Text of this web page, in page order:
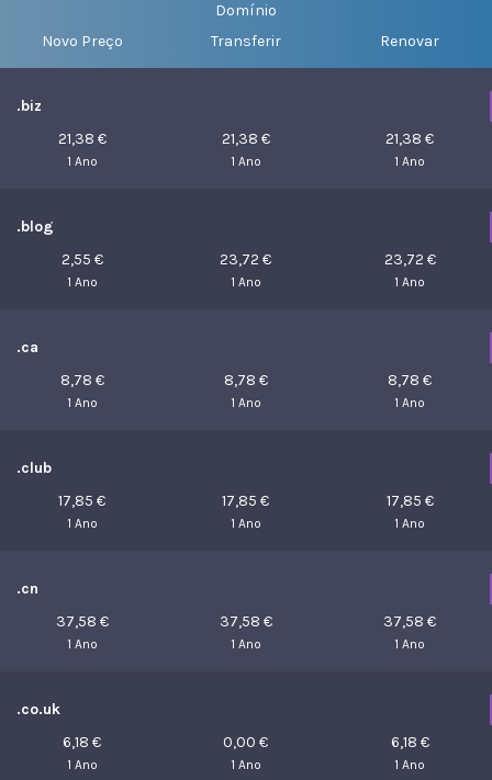
Domínio
Novo Preço
Transferir Renovar
.biz
21,38 €
1 Ano
21,38 €
1 Ano
21,38 €
1 Ano
.blog
2,55 €
1 Ano
23,72 €
1 Ano
23,72 €
1 Ano
.ca
8,78 €
1 Ano
8,78 €
1 Ano
8,78 €
1 Ano
.club
17,85 €
1 Ano
17,85 €
1 Ano
17,85 €
1 Ano
.cn
37,58 €
1 Ano
37,58 €
1 Ano
37,58 €
1 Ano
.co.uk
6,18 €
1 Ano
0,00 €
1 Ano
6,18 €
1 Ano